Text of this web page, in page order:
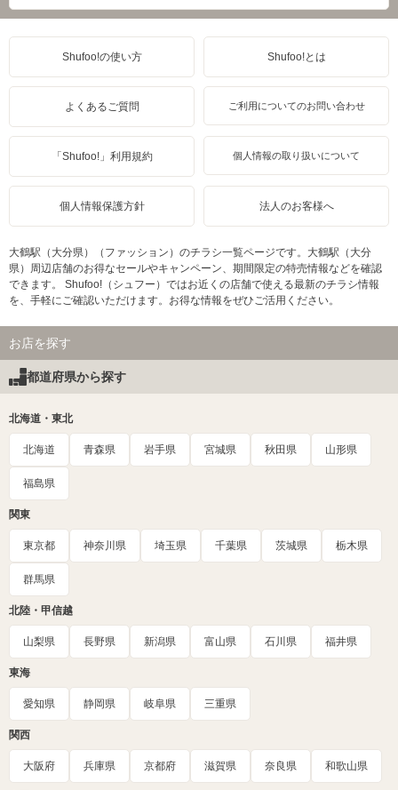
Shufoo!の使い方 Shufoo!とは
よくあるご質問 ご利用についてのお問い合わせ
「Shufoo!」利用規約 個人情報の取り扱いについて
個人情報保護方針 法人のお客様へ
大鶴駅（大分県）（ファッション）のチラシ一覧ページです。大鶴駅（大分
県）周辺店舗のお得なセールやキャンペーン、期間限定の特売情報などを確認
できます。 Shufoo!（シュフー）ではお近くの店舗で使える最新のチラシ情報
を、手軽にご確認いただけます。お得な情報をぜひご活用ください。
お店を探す
都道府県から探す
北海道・東北
北海道 青森県 岩手県 宮城県 秋田県 山形県
福島県
関東
東京都 神奈川県 埼玉県 千葉県 茨城県 栃木県
群馬県
北陸・甲信越
山梨県 長野県 新潟県 富山県 石川県 福井県
東海
愛知県 静岡県 岐阜県 三重県
関西
大阪府 兵庫県 京都府 滋賀県 奈良県 和歌山県